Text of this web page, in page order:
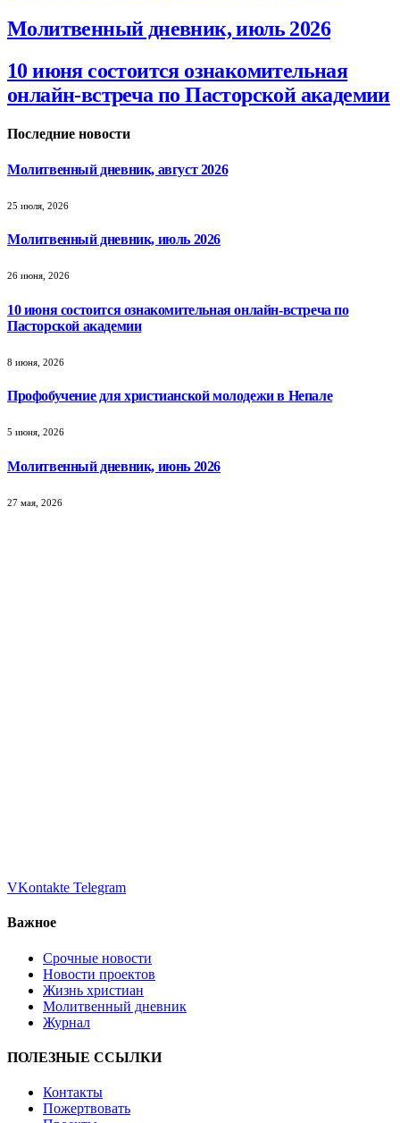
Молитвенный дневник, июль 2026
10 июня состоится ознакомительная
онлайн-встреча по Пасторской академии
Последние новости
Молитвенный дневник, август 2026
25 июля, 2026
Молитвенный дневник, июль 2026
26 июня, 2026
10 июня состоится ознакомительная онлайн-встреча по
Пасторской академии
8 июня, 2026
Профобучение для христианской молодежи в Непале
5 июня, 2026
Молитвенный дневник, июнь 2026
27 мая, 2026
VKontakte Telegram
Важное
Срочные новости
Новости проектов
Жизнь христиан
Молитвенный дневник
Журнал
ПОЛЕЗНЫЕ ССЫЛКИ
Контакты
Пожертвовать